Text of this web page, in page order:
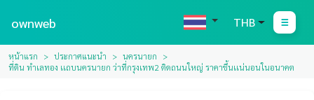
ownweb THB
หน้าแรก ประกาศแนะนำ
นครนายก
ที่ดิน ทำเลทอง เเถบนครนายก ว่าที่กรุงเทพ2 ติดถนนใหญ่ ราคาขึ้นเเน่นอนในอนาคต